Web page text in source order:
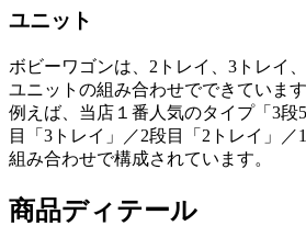
ユニット
ボビーワゴンは、2トレイ、3トレイ
ユニットの組み合わせでできています
例えば、当店１番人気のタイプ「3段
目「3トレイ」／2段目「2トレイ」
組み合わせで構成されています。
商品ディテール